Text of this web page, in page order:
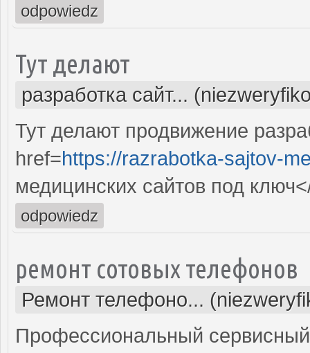
odpowiedz
Тут делают
разработка сайт...
Тут делают продвижение
href=https://razrabotka-sajtov-
медицинских сайтов под
odpowiedz
ремонт сотовых телефонов
Ремонт телефоно...
Профессиональный